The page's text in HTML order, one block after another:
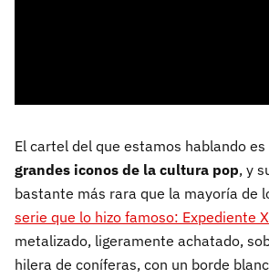
El cartel del que estamos hablando es
grandes iconos de la cultura pop, y
bastante más rara que la mayoría de
serie que lo hizo famoso: Expediente X
metalizado, ligeramente achatado,
hilera de coníferas, con un borde